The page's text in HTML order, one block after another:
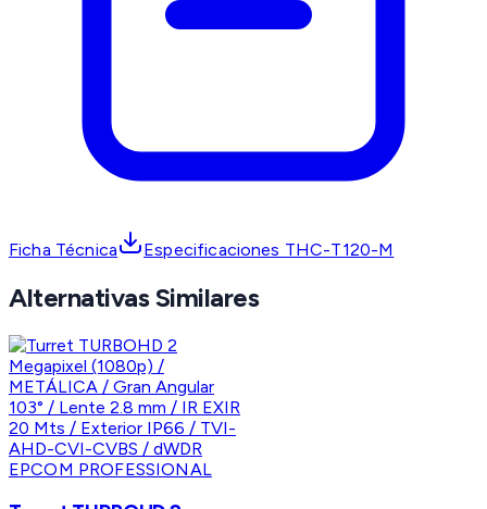
Ficha Técnica Especificaciones THC-T120-M
Alternativas Similares
EPCOM PROFESSIONAL